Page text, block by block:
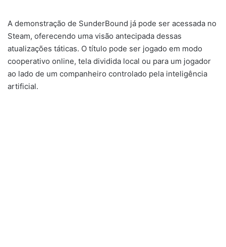
A demonstração de SunderBound já pode ser acessada no
Steam, oferecendo uma visão antecipada dessas
atualizações táticas. O título pode ser jogado em modo
cooperativo online, tela dividida local ou para um jogador
ao lado de um companheiro controlado pela inteligência
artificial.